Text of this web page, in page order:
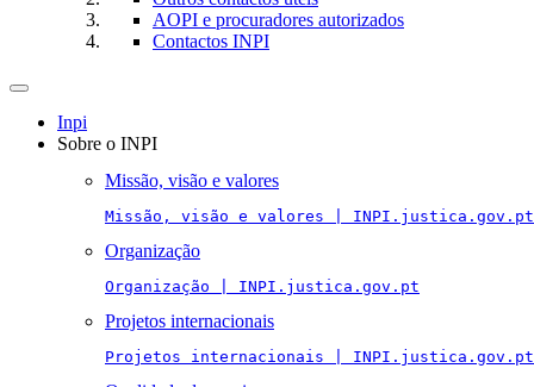
AOPI e procuradores autorizados
Contactos INPI
Toggle
navigation
Inpi
Sobre o INPI
Missão, visão e valores
Missão, visão e valores | INPI.justica.gov.pt
Organização
Organização | INPI.justica.gov.pt
Projetos internacionais
Projetos internacionais | INPI.justica.gov.pt